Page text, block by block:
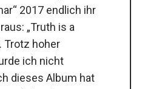
2017 endlich ihr
„Truth is a
Trotz hoher
ich nicht
dieses Album hat